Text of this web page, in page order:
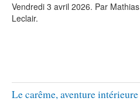
Vendredi 3 avril 2026. Par Mathias
Leclair.
Le carême, aventure intérieure